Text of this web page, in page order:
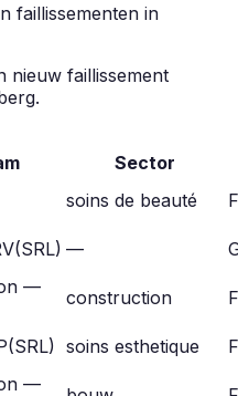
faillissementen in
nieuw faillissement
.
Sector
soins de beauté
(SRL) —
—
construction
(SRL) soins esthetique
—